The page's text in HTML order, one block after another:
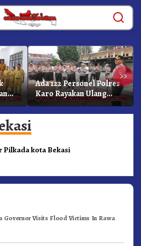
»
Ada 122 Personel Polres
Karo Rayakan Ulang
Tahun Bersama
Pilkada kota Bekasi
Governor Visits Flood Victims In Rawa